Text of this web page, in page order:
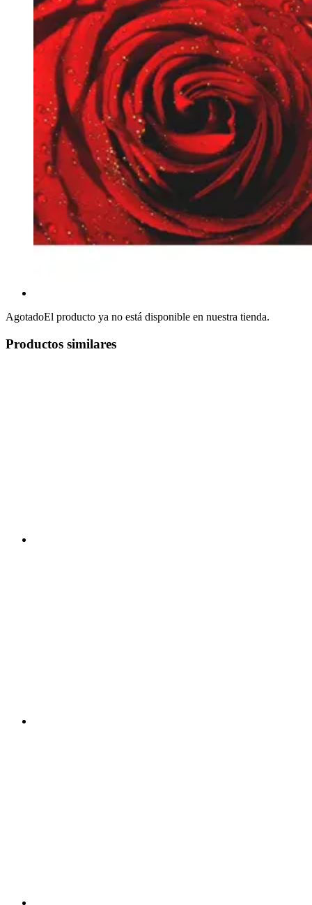
AgotadoEl producto ya no está disponible en nuestra tienda.
Productos similares